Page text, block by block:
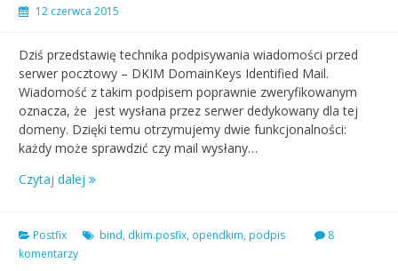
12 czerwca 2015
Dziś przedstawię technika podpisywania wiadomości przed
serwer pocztowy – DKIM DomainKeys Identified Mail.
Wiadomość z takim podpisem poprawnie zweryfikowanym
oznacza, że jest wysłana przez serwer dedykowany dla tej
domeny. Dzięki temu otrzymujemy dwie funkcjonalności:
każdy może sprawdzić czy mail wysłany…
Czytaj dalej
Postfix bind, dkim.posfix, opendkim, podpis
8
komentarzy